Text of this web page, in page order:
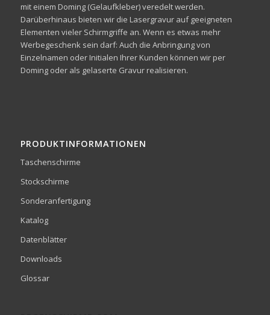
mit einem Doming (Gelaufkleber) veredelt werden.
Darüberhinaus bieten wir die Lasergravur auf geeigneten
Elementen vieler Schirmgriffe an. Wenn es etwas mehr
Werbegeschenk sein darf: Auch die Anbringung von
Einzelnamen oder Initialen Ihrer Kunden können wir per
Doming oder als gelaserte Gravur realisieren.
PRODUKTINFORMATIONEN
Taschenschirme
Stockschirme
Sonderanfertigung
Katalog
Datenblätter
Downloads
Glossar